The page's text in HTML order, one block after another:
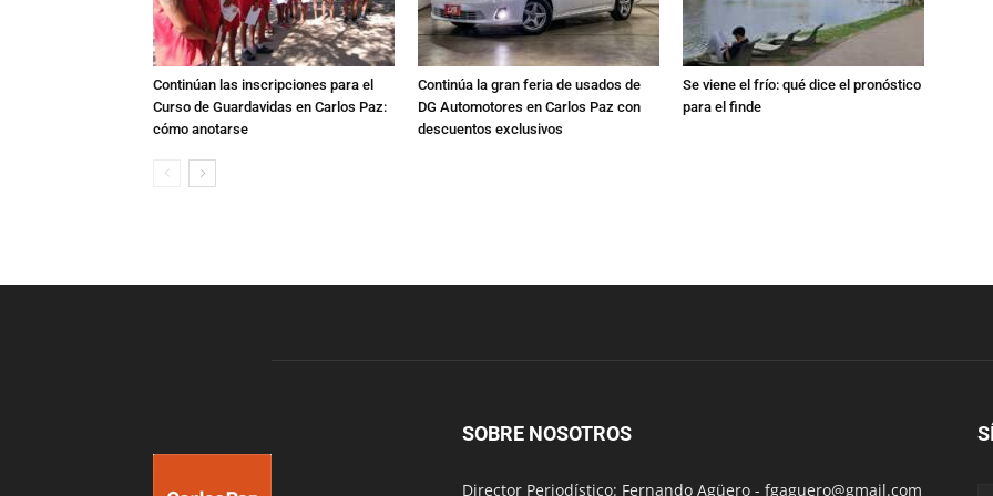
Continúan las inscripciones para el
Curso de Guardavidas en Carlos Paz:
cómo anotarse
Continúa la gran feria de usados de
DG Automotores en Carlos Paz con
descuentos exclusivos
Se viene el frío: qué dice el pronóstico
para el finde
SOBRE NOSOTROS
Director Periodístico: Fernando Agüero - fgaguero@gmail.com